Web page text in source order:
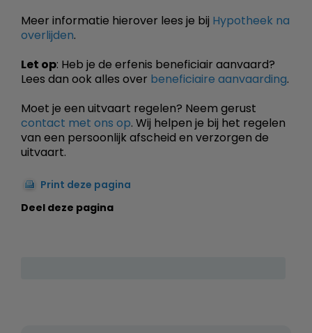
Meer informatie hierover lees je bij Hypotheek na
overlijden.
Let op: Heb je de erfenis beneficiair aanvaard?
Lees dan ook alles over beneficiaire aanvaarding.
Moet je een uitvaart regelen? Neem gerust
contact met ons op. Wij helpen je bij het regelen
van een persoonlijk afscheid en verzorgen de
uitvaart.
Print deze pagina
Deel deze pagina